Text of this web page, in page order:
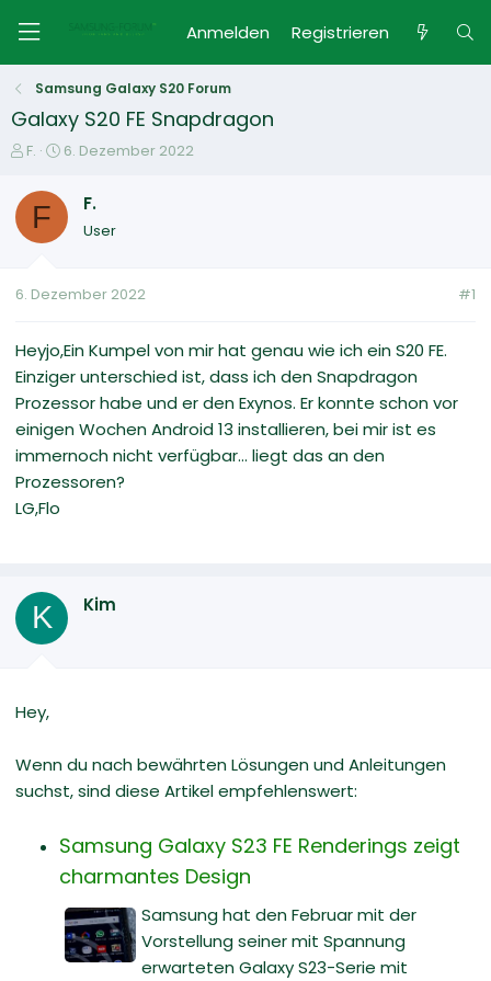
Anmelden Registrieren
Samsung Galaxy S20 Forum
Galaxy S20 FE Snapdragon
E
s
e
e
F.
E
t
e
t
m
6. Dezember 2022
F F.
User
6. Dezember 2022 #1
Heyjo,Ein Kumpel von mir hat genau wie ich ein S20 FE.
Einziger unterschied ist, dass ich den Snapdragon
Prozessor habe und er den Exynos. Er konnte schon vor
einigen Wochen Android 13 installieren, bei mir ist es
immernoch nicht verfügbar... liegt das an den
Prozessoren?
LG,Flo
K Kim
Hey,
Wenn du nach bewährten Lösungen und Anleitungen
suchst, sind diese Artikel empfehlenswert:
Samsung Galaxy S23 FE Renderings zeigt
charmantes Design
Samsung hat den Februar mit der
Vorstellung seiner mit Spannung
erwarteten Galaxy S23-Serie mit